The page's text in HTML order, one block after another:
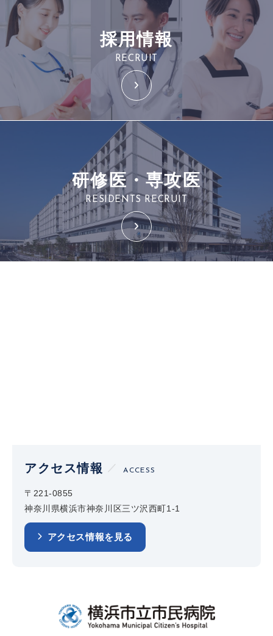
採用情報
RECRUIT
研修医・専攻医
RESIDENTS RECRUIT
アクセス情報 ACCESS
〒221-0855
神奈川県横浜市神奈川区三ツ沢西町1-1
アクセス情報を見る